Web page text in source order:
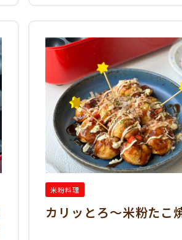
米粉料理
カリッとろ～米粉たこ